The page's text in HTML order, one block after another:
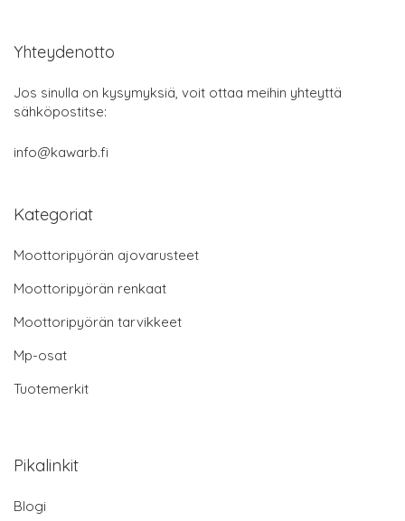
Yhteydenotto
Jos sinulla on kysymyksiä, voit ottaa meihin yhteyttä
sähköpostitse:
info@kawarb.fi
Kategoriat
Moottoripyörän ajovarusteet
Moottoripyörän renkaat
Moottoripyörän tarvikkeet
Mp-osat
Tuotemerkit
Pikalinkit
Blogi